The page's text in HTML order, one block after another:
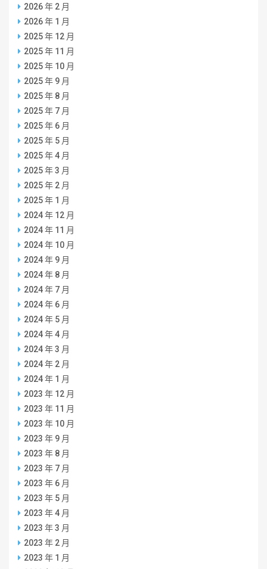
2026 年 2 月
2026 年 1 月
2025 年 12 月
2025 年 11 月
2025 年 10 月
2025 年 9 月
2025 年 8 月
2025 年 7 月
2025 年 6 月
2025 年 5 月
2025 年 4 月
2025 年 3 月
2025 年 2 月
2025 年 1 月
2024 年 12 月
2024 年 11 月
2024 年 10 月
2024 年 9 月
2024 年 8 月
2024 年 7 月
2024 年 6 月
2024 年 5 月
2024 年 4 月
2024 年 3 月
2024 年 2 月
2024 年 1 月
2023 年 12 月
2023 年 11 月
2023 年 10 月
2023 年 9 月
2023 年 8 月
2023 年 7 月
2023 年 6 月
2023 年 5 月
2023 年 4 月
2023 年 3 月
2023 年 2 月
2023 年 1 月